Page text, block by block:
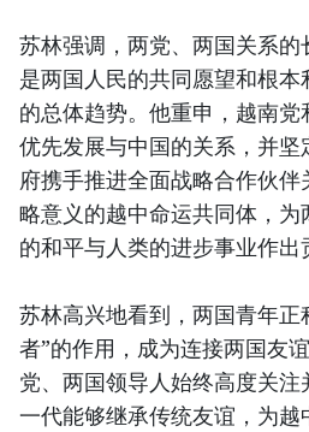
苏林强调，两党、两国关系
是两国人民的共同愿望和根
的总体趋势。他重申，越南
优先发展与中国的关系，并
府携手推进全面战略合作伙
略意义的越中命运共同体，
的和平与人类的进步事业作出
苏林高兴地看到，两国青年正
者”的作用，成为连接两国友
党、两国领导人始终高度关
一代能够继承传统友谊，为越